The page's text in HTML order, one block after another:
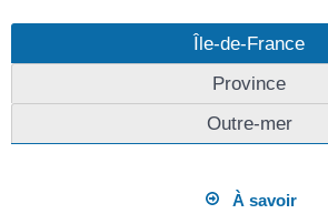
Île-de-France
Province
Outre-mer
À savoir